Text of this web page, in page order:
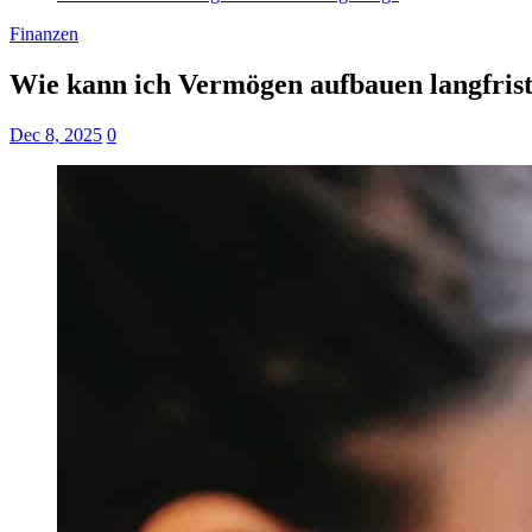
Finanzen
Wie kann ich Vermögen aufbauen
Dec 8, 2025 0